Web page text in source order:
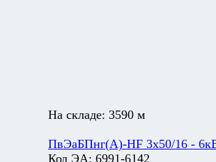
На складе: 3590 м
ПвЭаБПнг(А)-HF 3х50/16 -
Код ЭА: 6991-6142